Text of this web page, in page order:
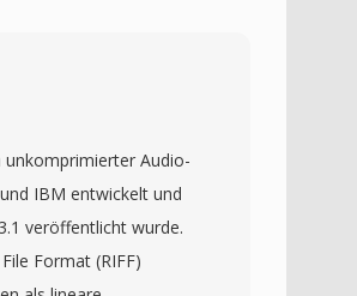
bis 96 kHz
Music, iPhone, iPad
Drittanbieter-
die meisten Auto-
Vorteile zeichnen
unkomprimierter Audio-
IBM entwickelt und
veröffentlicht wurde.
Format (RIFF)